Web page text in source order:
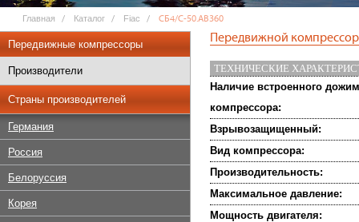
Главная Каталог Fiac СБ4/С-50.AB360
Передвижные компрессоры
Производители
Страны производителей
Германия
Россия
Белоруссия
Корея
Передвижной
ТЕХНИЧЕСКИЕ
Наличие встроенного
компрессора:
Взрывозащищенный:
Вид компрессора:
Производительность:
Максимальное давление:
Мощность двигателя: